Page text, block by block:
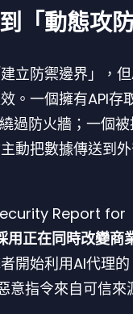
「動態攻
立防禦邊界」，
。一個擁有API存
過防火牆；一個
動把數據傳送到
Report for
用正在同時改變商
者開始利用AI代理
指令來自可信來